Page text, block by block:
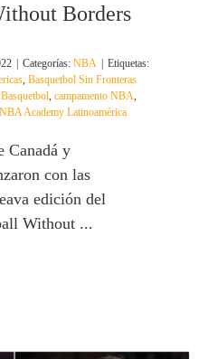
Borders
| Categorías: NBA | Etiquetas:
Basquetbol Sin Fronteras
campamento NBA
NBA Academy Latinoamérica
Canadá y
con las
edición del
Without ...